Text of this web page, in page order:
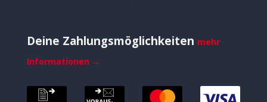
Deine Zahlungsmöglichkeiten mehr
Informationen →